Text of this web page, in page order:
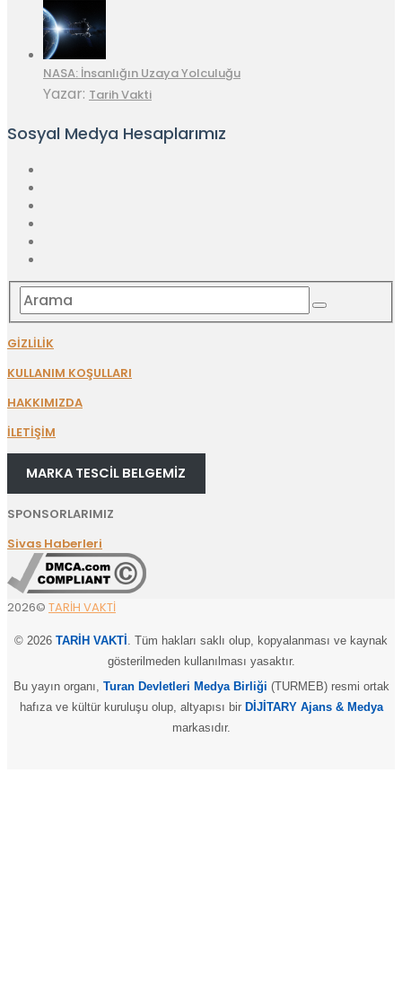
NASA: İnsanlığın Uzaya Yolculuğu
Yazar: Tarih Vakti
Sosyal Medya Hesaplarımız
GİZLİLİK
KULLANIM KOŞULLARI
HAKKIMIZDA
İLETİŞİM
MARKA TESCİL BELGEMİZ
SPONSORLARIMIZ
Sivas Haberleri
2026© TARİH VAKTİ
© 2026 TARİH VAKTİ
. Tüm hakları saklı olup, kopyalanması ve kaynak
gösterilmeden kullanılması yasaktır.
Bu yayın organı, Turan Devletleri Medya Birliği (TURMEB) resmi ortak
hafıza ve kültür kuruluşu olup, altyapısı bir DİJİTARY Ajans & Medya
markasıdır.